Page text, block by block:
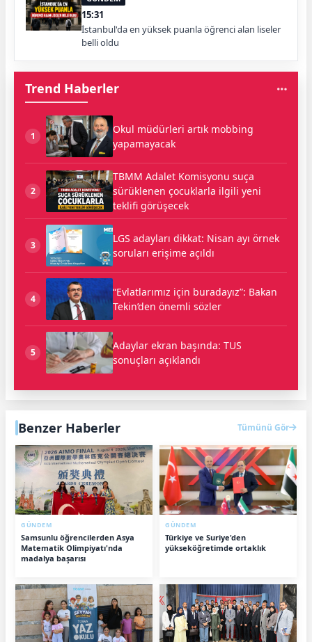
15:31
İstanbul'da en yüksek puanla öğrenci alan liseler
belli oldu
Trend Haberler
1
Okul müdürleri artık mobbing
yapamayacak
2
TBMM Adalet Komisyonu suça
sürüklenen çocuklarla ilgili yeni
teklifi görüşecek
3
LGS adayları dikkat: Nisan ayı örnek
soruları erişime açıldı
4
“Evlatlarımız için buradayız”: Bakan
Tekin’den önemli sözler
5
Adaylar ekran başında: TUS
sonuçları açıklandı
Benzer Haberler Tümünü Gör
GÜNDEM
Samsunlu öğrencilerden Asya
Matematik Olimpiyatı'nda
madalya başarısı
GÜNDEM
Türkiye ve Suriye'den
yükseköğretimde ortaklık